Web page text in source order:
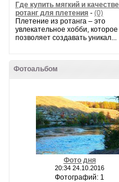
Где купить мягкий и
ротанг для плетения - (0)
Плетение из ротанга – это
увлекательное хобби, которое
позволяет создавать уникал...
Фотоальбом
Фото дня
20:34 24.10.2016
Фотографий: 1